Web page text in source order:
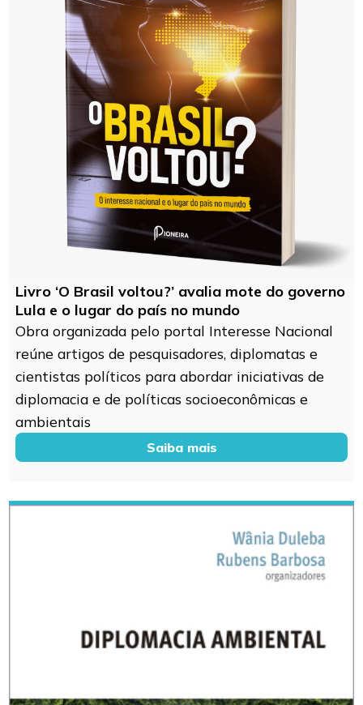
Livro ‘O Brasil voltou?’ avalia mote do governo
Lula e o lugar do país no mundo
Obra organizada pelo portal Interesse Nacional
reúne artigos de pesquisadores, diplomatas e
cientistas políticos para abordar iniciativas de
diplomacia e de políticas socioeconômicas e
ambientais
Saiba mais